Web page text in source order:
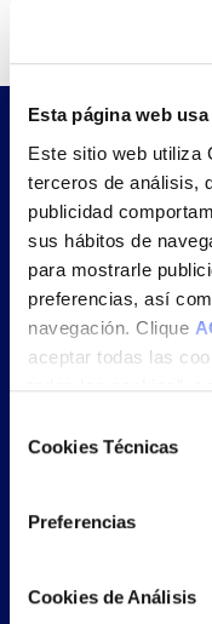
Esta página web
Este sitio web utiliza
terceros de análisis,
publicidad
sus hábitos de
para mostrarle
preferencias, así
navegación. Clique
aceptar todas las
la selección” o
deCookies Técnicas
Preferencias
Cookies de Análisis
¿Te
Déjanos tus datos
contigo lo más